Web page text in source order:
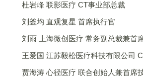
杜岩峰 联影医疗 CT事业部总裁
刘釜均 直观复星 首席执行官
刘雨 上海微创医疗 常务副总裁兼首
王爱国 江苏毅松医疗科技有限公司
贾海涛 心径医疗 联合创始人兼首席